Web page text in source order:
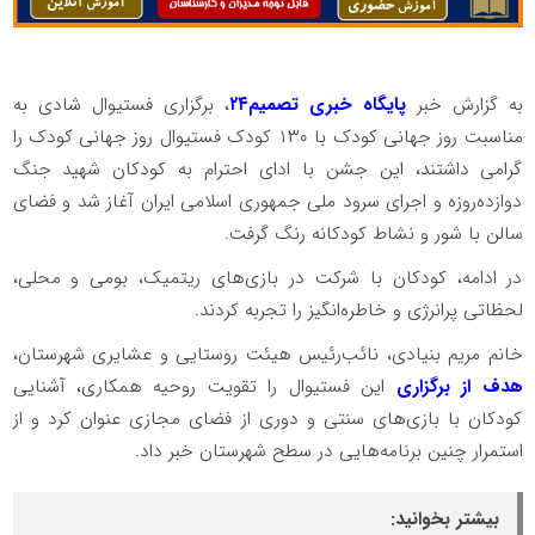
به گزارش خبر پایگاه خبری تصمیم۲۴
، برگزاری فستیوال شادی به
مناسبت روز جهانی کودک با ۱۳۰ کودک فستیوال روز جهانی کودک را
گرامی داشتند، این جشن با ادای احترام به کودکان شهید جنگ
دوازده‌روزه و اجرای سرود ملی جمهوری اسلامی ایران آغاز شد و فضای
سالن با شور و نشاط کودکانه رنگ گرفت.
در ادامه، کودکان با شرکت در بازی‌های ریتمیک، بومی و محلی،
لحظاتی پرانرژی و خاطره‌انگیز را تجربه کردند.
خانم مریم بنیادی، نائب‌رئیس هیئت روستایی و عشایری شهرستان،
هدف از برگزاری این فستیوال را تقویت روحیه همکاری، آشنایی
کودکان با بازی‌های سنتی و دوری از فضای مجازی عنوان کرد و از
استمرار چنین برنامه‌هایی در سطح شهرستان خبر داد.
بیشتر بخوانید: